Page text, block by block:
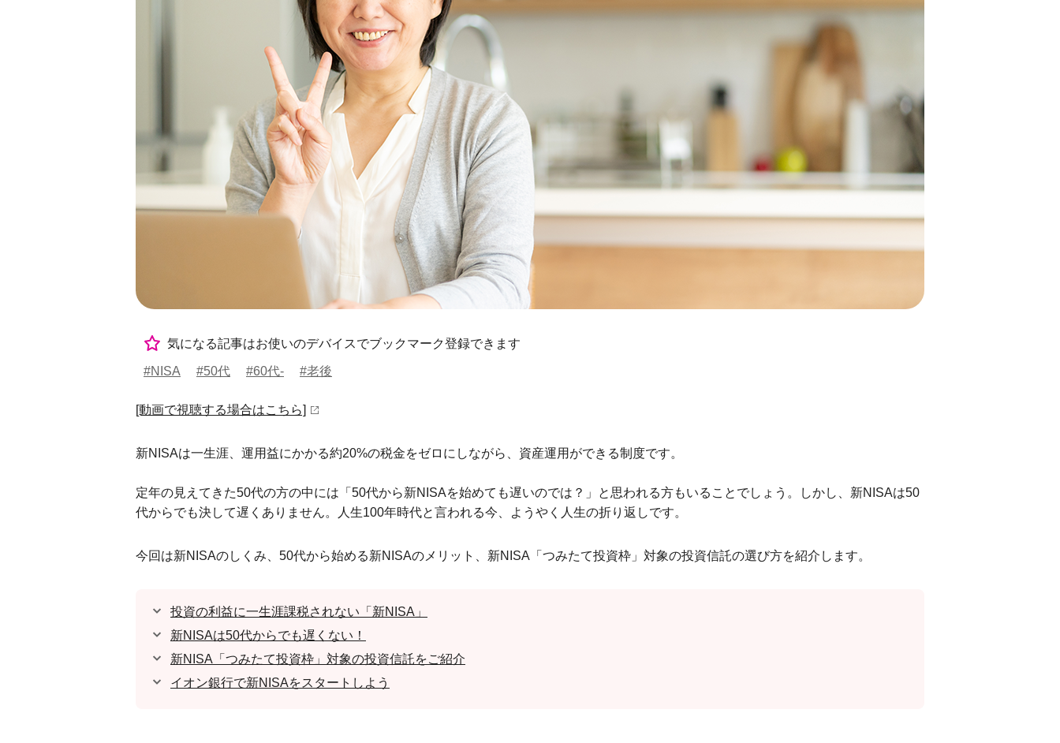
気になる記事はお使いのデバイスでブックマーク登録できます
#NISA #50代 #60代- #老後
[動画で視聴する場合はこちら]
新NISAは一生涯、運用益にかかる約20%の税金をゼロにしながら、資産運用ができる制度です。
定年の見えてきた50代の方の中には「50代から新NISAを始めても遅いのでは？」と思われる方もいることでしょう。しかし、新NISAは50
代からでも決して遅くありません。人生100年時代と言われる今、ようやく人生の折り返しです。
今回は新NISAのしくみ、50代から始める新NISAのメリット、新NISA「つみたて投資枠」対象の投資信託の選び方を紹介します。
投資の利益に一生涯課税されない「新NISA」
新NISAは50代からでも遅くない！
新NISA「つみたて投資枠」対象の投資信託をご紹介
イオン銀行で新NISAをスタートしよう